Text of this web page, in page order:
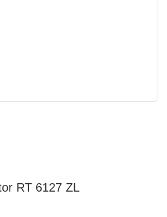
RT 6127 ZL